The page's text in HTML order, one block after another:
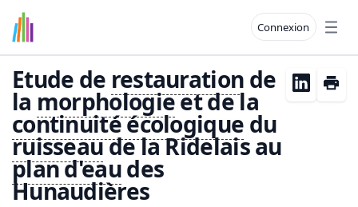
Connexion
Etude de restauration de
la morphologieet de la
continuité écologique du
ruisseaude la Ridelais au
plan d'eaudes
Hunaudières